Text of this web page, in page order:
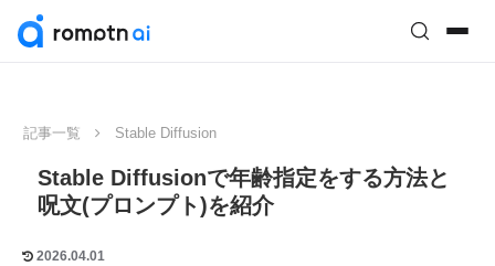
記事一覧 Stable Diffusion
Stable Diffusionで年齢指定をする方法と
呪文(プロンプト)を紹介
2026.04.01